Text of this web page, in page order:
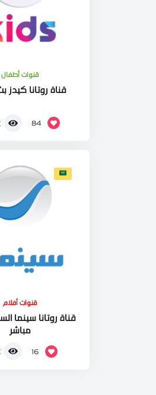
قنوات أطفال
قناة روتانا كيدز
84
قنوات أفلام
قناة روتانا سينما
مباشر
16